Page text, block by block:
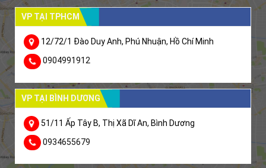
VP TẠI TPHCM
12/72/1 Đào Duy Anh, Phú Nhuận, Hồ Chí Minh
0904991912
VP TẠI BÌNH DƯƠNG
51/11 Ấp Tây B, Thị Xã Dĩ An, Bình Dương
0934655679